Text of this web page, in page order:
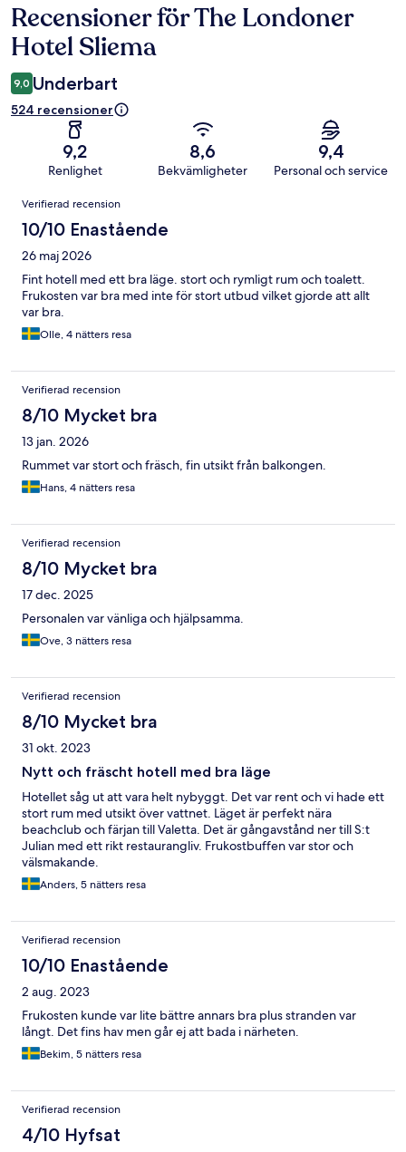
Recensioner
Recensioner för The Londoner
Hotel Sliema
9,0 Underbart
524 recensioner
9,2
Renlighet
8,6
Bekvämligheter
9,4
Personal och service
Recensioner
Verifierad recension
10/10 Enastående
26 maj 2026
Fint hotell med ett bra läge. stort och rymligt rum och toalett.
Frukosten var bra med inte för stort utbud vilket gjorde att allt
var bra.
Olle, 4 nätters resa
Verifierad recension
8/10 Mycket bra
13 jan. 2026
Rummet var stort och fräsch, fin utsikt från balkongen.
Hans, 4 nätters resa
Verifierad recension
8/10 Mycket bra
17 dec. 2025
Personalen var vänliga och hjälpsamma.
Ove, 3 nätters resa
Verifierad recension
8/10 Mycket bra
31 okt. 2023
Nytt och fräscht hotell med bra läge
Hotellet såg ut att vara helt nybyggt. Det var rent och vi hade ett
stort rum med utsikt över vattnet. Läget är perfekt nära
beachclub och färjan till Valetta. Det är gångavstånd ner till S:t
Julian med ett rikt restaurangliv. Frukostbuffen var stor och
välsmakande.
Anders, 5 nätters resa
Verifierad recension
10/10 Enastående
2 aug. 2023
Frukosten kunde var lite bättre annars bra plus stranden var
långt. Det fins hav men går ej att bada i närheten.
Bekim, 5 nätters resa
Verifierad recension
4/10 Hyfsat